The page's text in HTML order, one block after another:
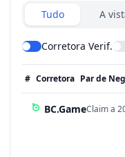
Exchanges type
Tudo A
Corretora Verif.
# Corretora Par de
BC.GameClaim a